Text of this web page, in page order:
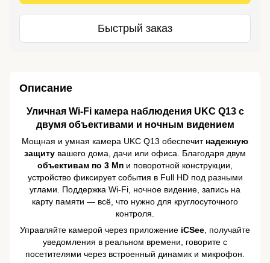
Быстрый заказ
Описание
Уличная Wi-Fi камера наблюдения UKC Q13 с
двумя объективами и ночным видением
Мощная и умная камера UKC Q13 обеспечит надежную
защиту вашего дома, дачи или офиса. Благодаря двум
объективам по 3 Мп и поворотной конструкции,
устройство фиксирует события в Full HD под разными
углами. Поддержка Wi-Fi, ночное видение, запись на
карту памяти — всё, что нужно для круглосуточного
контроля.
Управляйте камерой через приложение iCSee , получайте
уведомления в реальном времени, говорите с
посетителями через встроенный динамик и микрофон.